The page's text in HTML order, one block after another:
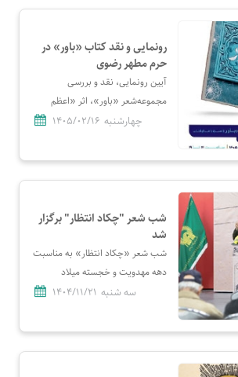
رونمایی و نقد کتاب «باور» در
حرم مطهر رضوی
آیین رونمایی، نقد و بررسی
مجموعه‌شعر «باور»، اثر «اعظم
صباغ خور»، روز دوشنبه ۱۴
آفرینش‌های هنری آستان قدس
رضوی برگزار می‌شود.
چهارشنبه ۱۴۰۵/۰۲/۱۶
شب شعر "چکاد انتظار" برگزار
شد
شب شعر «چکاد انتظار» به مناسبت
دهه مهدویت و خجسته میلاد
باسعادت مولای منتظران حضرت
کشور و علاقه‌مندان به دنیای شعر در
نگارخانه رضوان مشهد از سوی
سه شنبه ۱۴۰۴/۱۱/۲۱